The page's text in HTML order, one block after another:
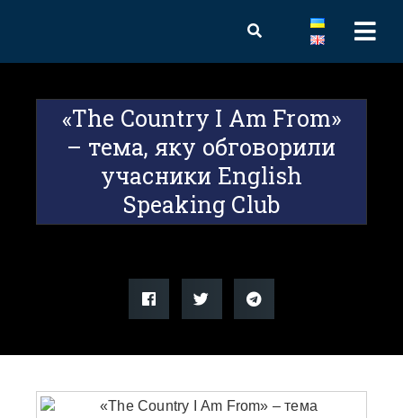
«The Country I Аm From»
– тема, яку обговорили
учасники English
Speaking Club